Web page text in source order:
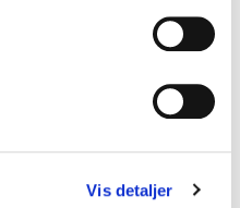
Vis detaljer
32,00